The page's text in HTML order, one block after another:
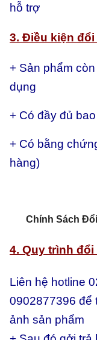
hỗ trợ
3. Điều kiện đổi
+ Sản phẩm
dụng
+ Có đầy đủ
+ Có bằng
hàng)
Chính Sách
4. Quy trình đổi
Liên hệ hotline
0902877396 để
ảnh sản phẩm